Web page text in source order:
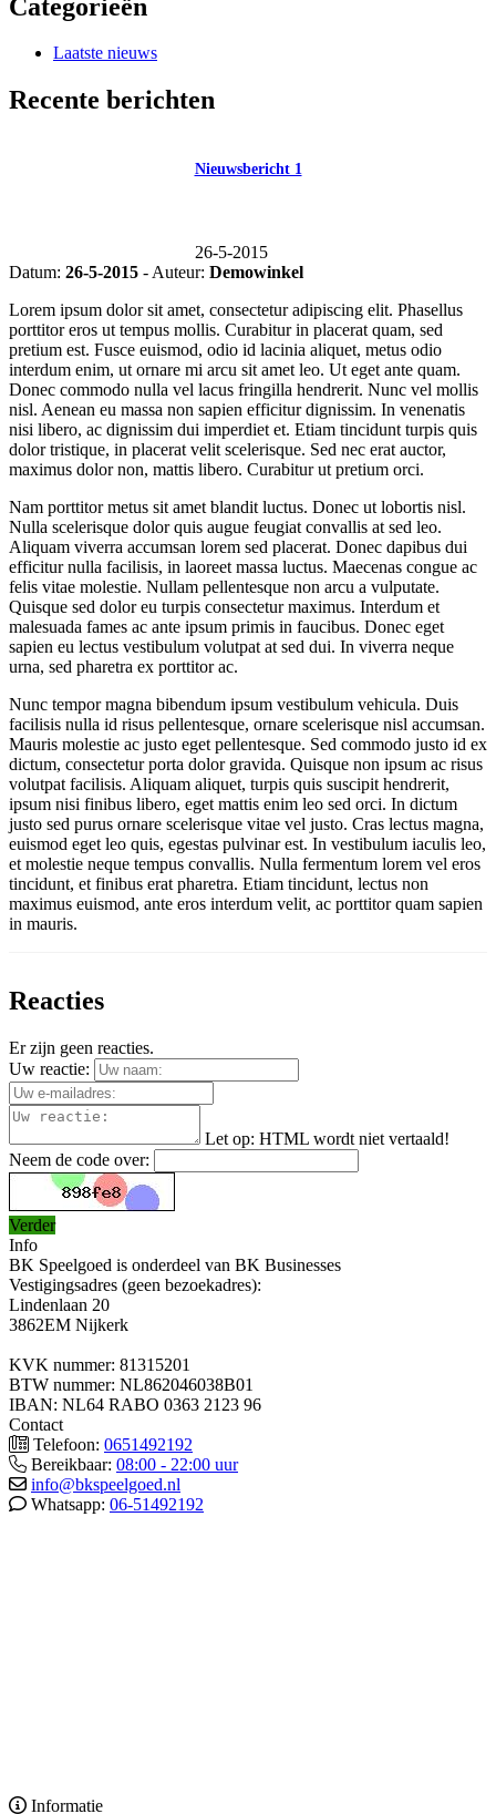
Categorieën
Laatste nieuws
Recente berichten
Nieuwsbericht 1
26-5-2015
Datum: 26-5-2015 - Auteur: Demowinkel
Lorem ipsum dolor sit amet, consectetur adipiscing elit. Phasellus
porttitor eros ut tempus mollis. Curabitur in placerat quam, sed
pretium est. Fusce euismod, odio id lacinia aliquet, metus odio
interdum enim, ut ornare mi arcu sit amet leo. Ut eget ante quam.
Donec commodo nulla vel lacus fringilla hendrerit. Nunc vel mollis
nisl. Aenean eu massa non sapien efficitur dignissim. In venenatis
nisi libero, ac dignissim dui imperdiet et. Etiam tincidunt turpis quis
dolor tristique, in placerat velit scelerisque. Sed nec erat auctor,
maximus dolor non, mattis libero. Curabitur ut pretium orci.
Nam porttitor metus sit amet blandit luctus. Donec ut lobortis nisl.
Nulla scelerisque dolor quis augue feugiat convallis at sed leo.
Aliquam viverra accumsan lorem sed placerat. Donec dapibus dui
efficitur nulla facilisis, in laoreet massa luctus. Maecenas congue ac
felis vitae molestie. Nullam pellentesque non arcu a vulputate.
Quisque sed dolor eu turpis consectetur maximus. Interdum et
malesuada fames ac ante ipsum primis in faucibus. Donec eget
sapien eu lectus vestibulum volutpat at sed dui. In viverra neque
urna, sed pharetra ex porttitor ac.
Nunc tempor magna bibendum ipsum vestibulum vehicula. Duis
facilisis nulla id risus pellentesque, ornare scelerisque nisl accumsan.
Mauris molestie ac justo eget pellentesque. Sed commodo justo id ex
dictum, consectetur porta dolor gravida. Quisque non ipsum ac risus
volutpat facilisis. Aliquam aliquet, turpis quis suscipit hendrerit,
ipsum nisi finibus libero, eget mattis enim leo sed orci. In dictum
justo sed purus ornare scelerisque vitae vel justo. Cras lectus magna,
euismod eget leo quis, egestas pulvinar est. In vestibulum iaculis leo,
et molestie neque tempus convallis. Nulla fermentum lorem vel eros
tincidunt, et finibus erat pharetra. Etiam tincidunt, lectus non
maximus euismod, ante eros interdum velit, ac porttitor quam sapien
in mauris.
Reacties
Er zijn geen reacties.
Uw reactie:
Let op: HTML wordt niet vertaald!
Neem de code over:
Verder
Info
BK Speelgoed is onderdeel van BK Businesses
Vestigingsadres (geen bezoekadres):
Lindenlaan 20
3862EM Nijkerk
KVK nummer: 81315201
BTW nummer: NL862046038B01
IBAN: NL64 RABO 0363 2123 96
Contact
Telefoon: 0651492192
Bereikbaar: 08:00 - 22:00 uur
info@bkspeelgoed.nl
Whatsapp: 06-51492192
Informatie